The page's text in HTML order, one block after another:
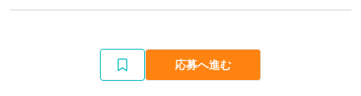
応募へ進む